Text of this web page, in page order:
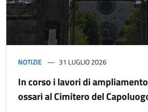
NOTIZIE 31 LUGLIO 2026
In corso i lavori di
ossari al Cimitero del